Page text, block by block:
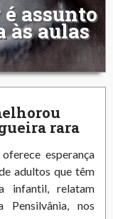
é assunto
às aulas
rara
esperança
adultos que têm
infantil, relatam
Pensilvânia, nos